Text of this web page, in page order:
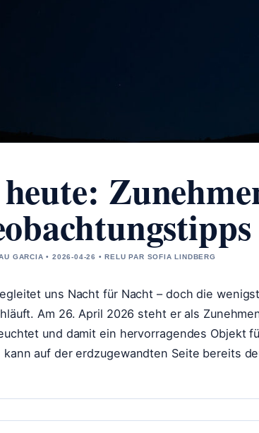
GARCIA • 2026-04-26 • RELU PAR SOFIA LINDBERG
uns Nacht für Nacht – doch die
Am 26. April 2026 steht er als
und damit ein hervorragendes Objekt
auf der erdzugewandten Seite bereits